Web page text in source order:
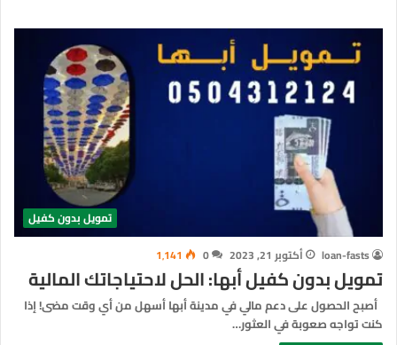
تمويل بدون كفيل
loan-fasts
أكتوبر 21, 2023 0 1٬141
تمويل بدون كفيل أبها: الحل لاحتياجاتك المالية
أصبح الحصول على دعم مالي في مدينة أبها أسهل من أي وقت مضى! إذا
كنت تواجه صعوبة في العثور…